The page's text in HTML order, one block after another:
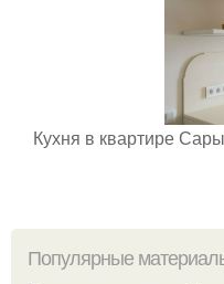
Кухня в квартире
Популярные